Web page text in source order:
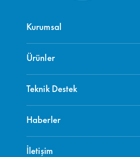
Kurumsal
Ürünler
Teknik Destek
Haberler
İletişim